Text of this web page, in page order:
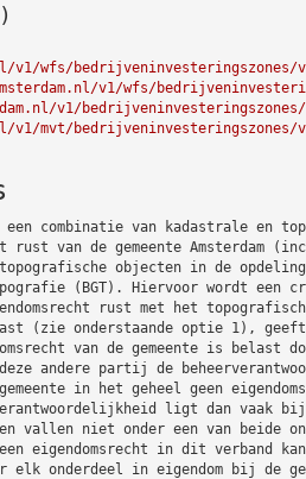
v1/wfs/bedrijveninvesteringszones/
v1/wfs/
v1/bedrijveninvesteringszones/
v1/mvt/bedrijveninvesteringszones/
een combinatie van kadastrale en
rust van de gemeente
topografische objecten in de
(BGT). Hiervoor wordt een
rust met het
(zie onderstaande optie 1),
van de gemeente is belast
andere partij de
in het geheel geen
ligt dan vaak
vallen niet onder een van beide
eigendomsrecht in dit verband
onderdeel in eigendom bij de